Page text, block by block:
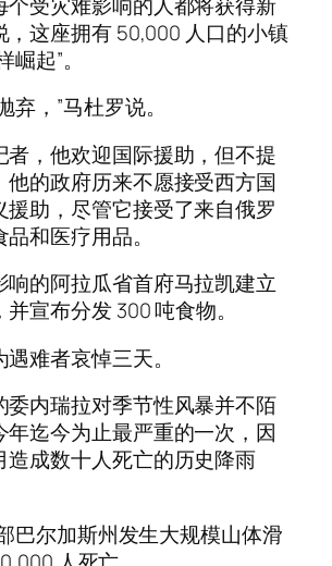
，这座拥有 50,000 人口的小镇
起”。
弃，”马杜罗说。
者，他欢迎国际援助，但不提
他的政府历来不愿接受西方国
援助，尽管它接受了来自俄罗
和医疗用品。
响的阿拉瓜省首府马拉凯建立
宣布分发 300 吨食物。
难者哀悼三天。
委内瑞拉对季节性风暴并不陌
年迄今为止最严重的一次，因
造成数十人死亡的历史降雨
巴尔加斯州发生大规模山体滑